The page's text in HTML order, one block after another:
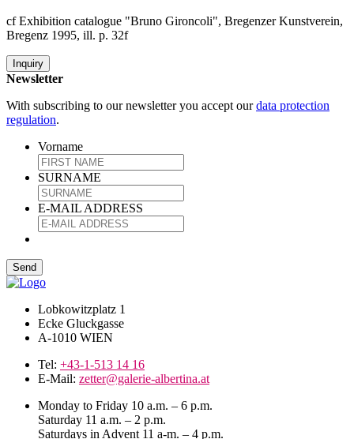
cf Exhibition catalogue "Bruno Gironcoli", Bregenzer Kunstverein,
Bregenz 1995, ill. p. 32f
Inquiry
Newsletter
With subscribing to our newsletter you accept ourdata protection
regulation.
Vorname
SURNAME
E-MAIL ADDRESS
Lobkowitzplatz 1
Ecke Gluckgasse
A-1010 WIEN
Tel: +43-1-513 14 16
E-Mail: zetter@galerie-albertina.at
Monday to Friday 10 a.m. – 6 p.m.
Saturday 11 a.m. – 2 p.m.
Saturdays in Advent 11 a-m. – 4 p.m.